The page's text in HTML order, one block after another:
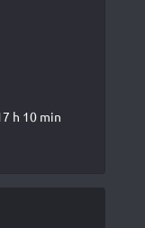
h 10 min